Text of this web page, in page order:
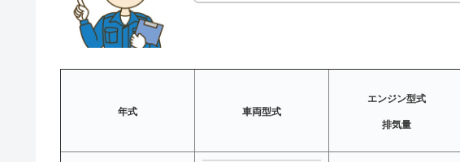
年式 車両型式
エンジン型式
排気量